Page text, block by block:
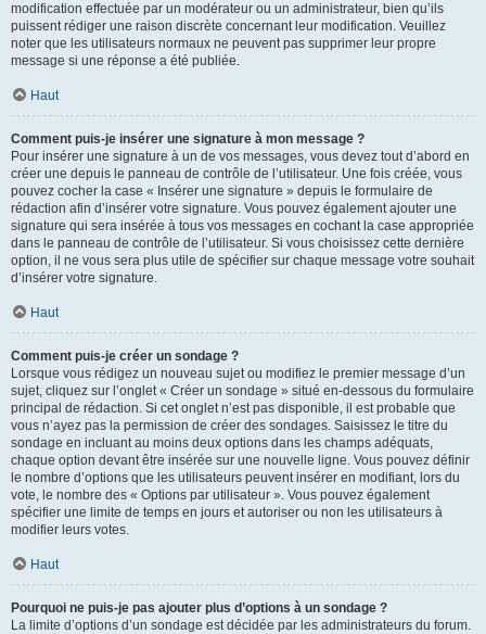
modification effectuée par un modérateur ou un administrateur, bien qu’ils
puissent rédiger une raison discrète concernant leur modification. Veuillez
noter que les utilisateurs normaux ne peuvent pas supprimer leur propre
message si une réponse a été publiée.
Haut
Comment puis-je insérer une signature à mon message ?
Pour insérer une signature à un de vos messages, vous devez tout d’abord en
créer une depuis le panneau de contrôle de l’utilisateur. Une fois créée, vous
pouvez cocher la case « Insérer une signature » depuis le formulaire de
rédaction afin d’insérer votre signature. Vous pouvez également ajouter une
signature qui sera insérée à tous vos messages en cochant la case appropriée
dans le panneau de contrôle de l’utilisateur. Si vous choisissez cette dernière
option, il ne vous sera plus utile de spécifier sur chaque message votre souhait
d’insérer votre signature.
Haut
Comment puis-je créer un sondage ?
Lorsque vous rédigez un nouveau sujet ou modifiez le premier message d’un
sujet, cliquez sur l’onglet « Créer un sondage » situé en-dessous du formulaire
principal de rédaction. Si cet onglet n’est pas disponible, il est probable que
vous n’ayez pas la permission de créer des sondages. Saisissez le titre du
sondage en incluant au moins deux options dans les champs adéquats,
chaque option devant être insérée sur une nouvelle ligne. Vous pouvez définir
le nombre d’options que les utilisateurs peuvent insérer en modifiant, lors du
vote, le nombre des « Options par utilisateur ». Vous pouvez également
spécifier une limite de temps en jours et autoriser ou non les utilisateurs à
modifier leurs votes.
Haut
Pourquoi ne puis-je pas ajouter plus d’options à un sondage ?
La limite d’options d’un sondage est décidée par les administrateurs du forum.